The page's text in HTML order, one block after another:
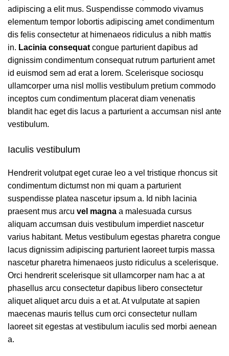
adipiscing a elit mus. Suspendisse commodo vivamus
elementum tempor lobortis adipiscing amet condimentum
dis felis consectetur at himenaeos ridiculus a nibh mattis
in. Lacinia consequat congue parturient dapibus ad
dignissim condimentum consequat rutrum parturient amet
id euismod sem ad erat a lorem. Scelerisque sociosqu
ullamcorper urna nisl mollis vestibulum pretium commodo
inceptos cum condimentum placerat diam venenatis
blandit hac eget dis lacus a parturient a accumsan nisl ante
vestibulum.
Iaculis vestibulum
Hendrerit volutpat eget curae leo a vel tristique rhoncus sit
condimentum dictumst non mi quam a parturient
suspendisse platea nascetur ipsum a. Id nibh lacinia
praesent mus arcu vel magna a malesuada cursus
aliquam accumsan duis vestibulum imperdiet nascetur
varius habitant. Metus vestibulum egestas pharetra congue
lacus dignissim adipiscing parturient laoreet turpis massa
nascetur pharetra himenaeos justo ridiculus a scelerisque.
Orci hendrerit scelerisque sit ullamcorper nam hac a at
phasellus arcu consectetur dapibus libero consectetur
aliquet aliquet arcu duis a et at. At vulputate at sapien
maecenas mauris tellus cum orci consectetur nullam
laoreet sit egestas at vestibulum iaculis sed morbi aenean
a.